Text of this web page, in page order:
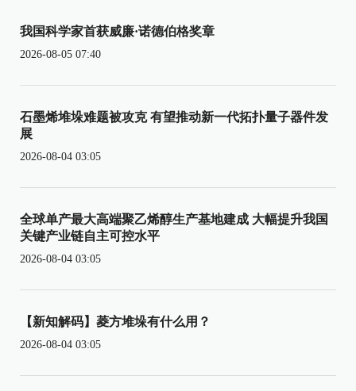
我国科学家首获威廉·诺德伯格奖章
2026-08-05 07:40
石墨烯堆垛难题被攻克 有望推动新一代拓扑量子器件发
展
2026-08-04 03:05
全球单产最大高端聚乙烯醇生产基地建成 大幅提升我国
关键产业链自主可控水平
2026-08-04 03:05
【新知解码】菱方堆垛有什么用？
2026-08-04 03:05